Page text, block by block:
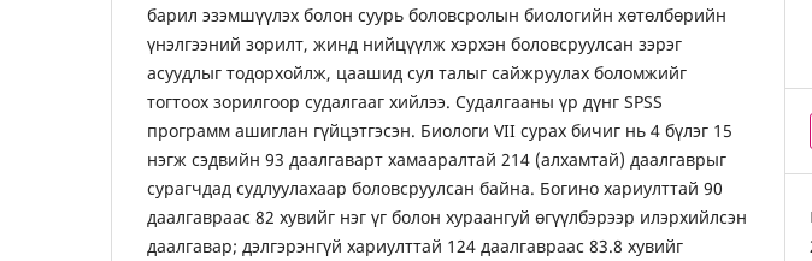
барил эзэмшүүлэх болон суурь боловсролын биологийн хөтөлбөрийн
үнэлгээний зорилт, жинд нийцүүлж хэрхэн боловсруулсан зэрэг
асуудлыг тодорхойлж, цаашид сул талыг сайжруулах боломжийг
тогтоох зорилгоор судалгааг хийлээ. Судалгааны үр дүнг SPSS
программ ашиглан гүйцэтгэсэн. Биологи VII сурах бичиг нь 4 бүлэг 15
нэгж сэдвийн 93 даалгаварт хамааралтай 214 (алхамтай) даалгаврыг
сурагчдад судлуулахаар боловсруулсан байна. Богино хариулттай 90
даалгавраас 82 хувийг нэг үг болон хураангуй өгүүлбэрээр илэрхийлсэн
даалгавар; дэлгэрэнгүй хариулттай 124 даалгавраас 83.8 хувийг